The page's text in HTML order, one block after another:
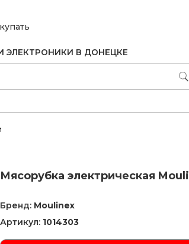
ЭЛЕКТРОНИКИ В ДОНЕЦКЕ
Мясорубка электрическая
Бренд: Moulinex
Артикул: 1014303